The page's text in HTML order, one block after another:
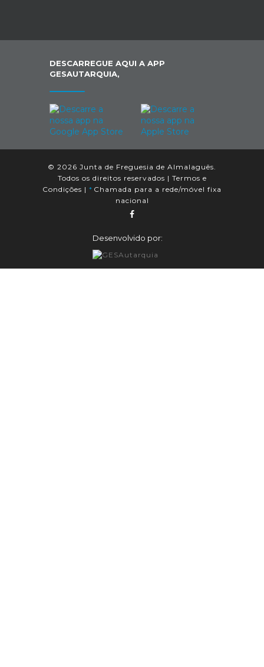
DESCARREGUE AQUI A APP
GESAUTARQUIA,
© 2026 Junta de Freguesia de Almalaguês.
Todos os direitos reservados | Termos e
Condições | * Chamada para a rede/móvel fixa
nacional
Desenvolvido por: